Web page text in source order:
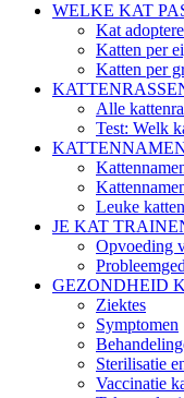
WELKE KAT
Kat
Katten per
Katten per
Alle
Test: Welk
Leuke
JE KAT
Opvoeding
GEZONDHEID
Ziektes
Symptomen
Sterilisatie
Vaccinatie